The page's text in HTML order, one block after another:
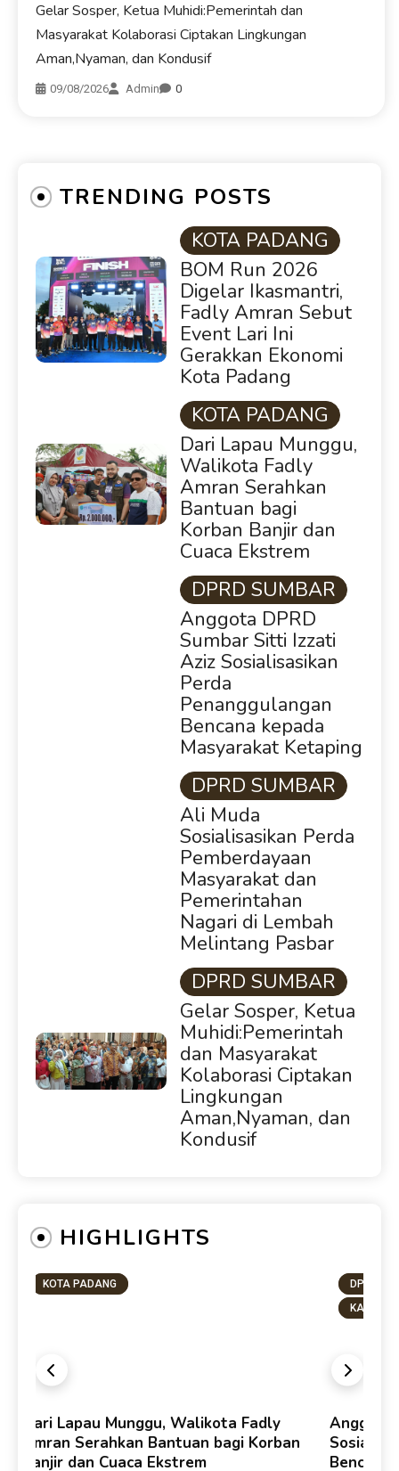
Gelar Sosper, Ketua Muhidi:Pemerintah dan
Masyarakat Kolaborasi Ciptakan Lingkungan
Aman,Nyaman, dan Kondusif
09/08/2026 Admin 0
TRENDING POSTS
KOTA PADANG
BOM Run 2026
Digelar Ikasmantri,
Fadly Amran Sebut
Event Lari Ini
Gerakkan Ekonomi
Kota Padang
KOTA PADANG
Dari Lapau Munggu,
Walikota Fadly
Amran Serahkan
Bantuan bagi
Korban Banjir dan
Cuaca Ekstrem
DPRD SUMBAR
Anggota DPRD
Sumbar Sitti Izzati
Aziz Sosialisasikan
Perda
Penanggulangan
Bencana kepada
Masyarakat Ketaping
DPRD SUMBAR
Ali Muda
Sosialisasikan Perda
Pemberdayaan
Masyarakat dan
Pemerintahan
Nagari di Lembah
Melintang Pasbar
DPRD SUMBAR
Gelar Sosper, Ketua
Muhidi:Pemerintah
dan Masyarakat
Kolaborasi Ciptakan
Lingkungan
Aman,Nyaman, dan
Kondusif
HIGHLIGHTS
KOTA PADANG
Dari Lapau Munggu, Walikota Fadly
Amran Serahkan Bantuan bagi Korban
Banjir dan Cuaca Ekstrem
DPRD
KAB.
Anggota
Bencana